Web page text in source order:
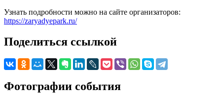
Узнать подробности можно на сайте организаторов:
https://zaryadyepark.ru/
Поделиться ссылкой
Фотографии события